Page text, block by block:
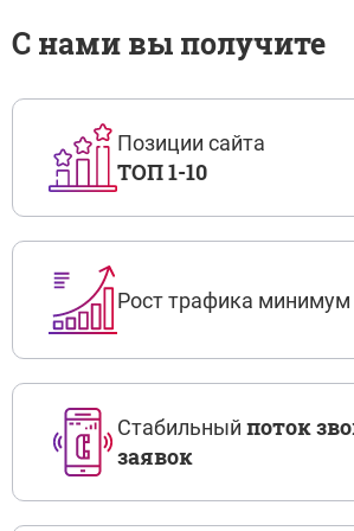
С нами вы получите
Позиции сайта
ТОП 1-10
Рост трафика минимум
Стабильный поток
заявок